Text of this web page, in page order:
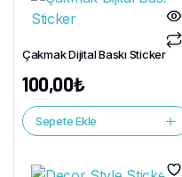
Çakmak Dijital Baskı Sticker
100,00₺
Sepete Ekle